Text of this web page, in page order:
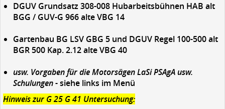
DGUV Grundsatz 308-008 Hubarbeitsbühnen HAB alt
BGG / GUV-G 966 alte VBG 14
Gartenbau BG LSV GBG 5 und DGUV Regel 100-500alt
BGR 500 Kap. 2.12 alte VBG 40
usw. Vorgaben für die Motorsägen LaSi PSAgA usw.
Schulungen- siehe links im Menü
Hinweis zur G 25 G 41 Untersuchung: